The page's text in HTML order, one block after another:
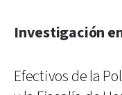
Investigación
Efectivos de la